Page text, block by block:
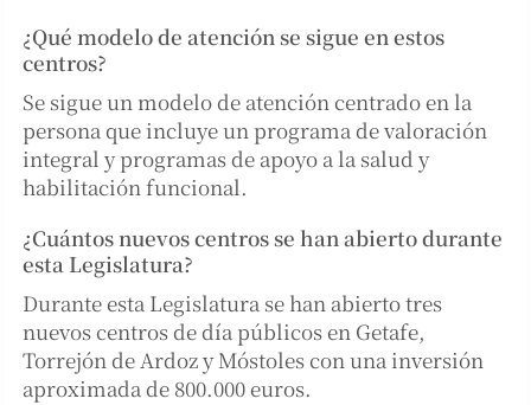
¿Qué modelo de atención se sigue en estos
centros?
Se sigue un modelo de atención centrado en la
persona que incluye un programa de valoración
integral y programas de apoyo a la salud y
habilitación funcional.
¿Cuántos nuevos centros se han abierto durante
esta Legislatura?
Durante esta Legislatura se han abierto tres
nuevos centros de día públicos en Getafe,
Torrejón de Ardoz y Móstoles con una inversión
aproximada de 800.000 euros.